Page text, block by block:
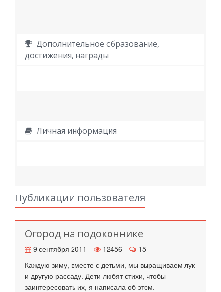
Дополнительное образование,
достижения, награды
Личная информация
Публикации пользователя
Огород на подоконнике
9 сентября 2011 12456
15
Каждую зиму, вместе с детьми, мы выращиваем лук
и другую рассаду. Дети любят стихи, чтобы
заинтересовать их, я написала об этом.